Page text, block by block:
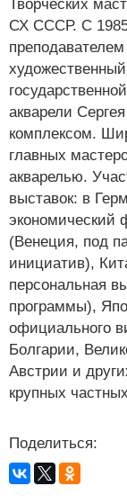
Творческих
СХ СССР. С 1985
акварели
комплексом.
главных
акварелью.
выставок: в
(Венеция, под
инициатив),
персональная
программы),
официального
Болгарии,
Австрии и
крупных
Поделиться: